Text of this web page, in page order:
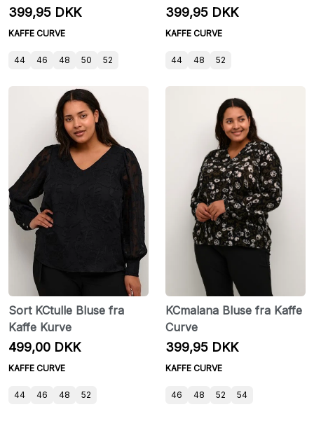
399,95 DKK
KAFFE CURVE
44 46 48 50 52
hvid
399,95 DKK
KAFFE CURVE
44 48 52
Sort KCtulle Bluse fra
Kaffe Kurve
499,00 DKK
KAFFE CURVE
44 46 48 52
KCmalana Bluse fra Kaffe
Curve
399,95 DKK
KAFFE CURVE
46 48 52 54